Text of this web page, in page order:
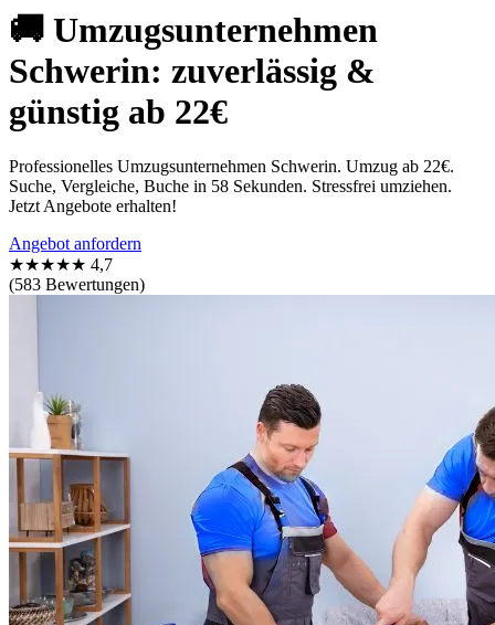
🚚 Umzugsunternehmen
Schwerin: zuverlässig &
günstig ab 22€
Professionelles Umzugsunternehmen Schwerin. Umzug ab 22€.
Suche, Vergleiche, Buche in 58 Sekunden. Stressfrei umziehen.
Jetzt Angebote erhalten!
Angebot anfordern
★★★★★ 4,7
(583 Bewertungen)